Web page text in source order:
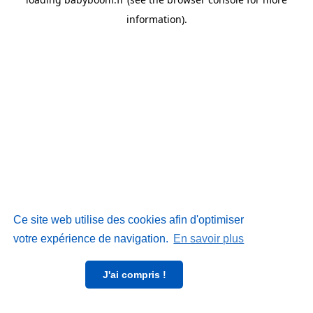
Ce site web utilise des cookies afin d'optimiser
votre expérience de navigation. En savoir plus
J'ai compris !
information).